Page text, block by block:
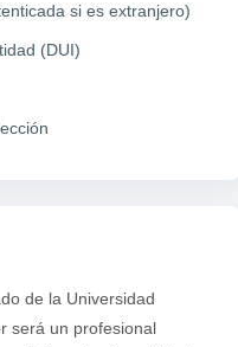
si es extranjero)
(DUI)
de la Universidad
será un profesional